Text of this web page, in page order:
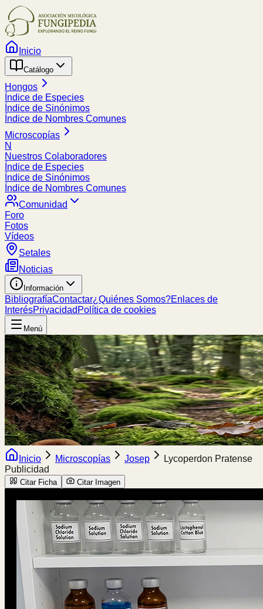
Inicio
Catálogo
Hongos
Índice de Especies
Índice de Sinónimos
Índice de Nombres Comunes
Microscopías
N
Nuestros Colaboradores
Índice de Especies
Índice de Sinónimos
Índice de Nombres Comunes
Comunidad
Foro
Fotos
Vídeos
Setales
Noticias
Información
BibliografíaContactar¿Quiénes Somos?Enlaces de
InterésPrivacidad Política de cookies
Menú
Inicio Microscopías Josep
Lycoperdon Pratense
Publicidad
Citar Ficha Citar Imagen